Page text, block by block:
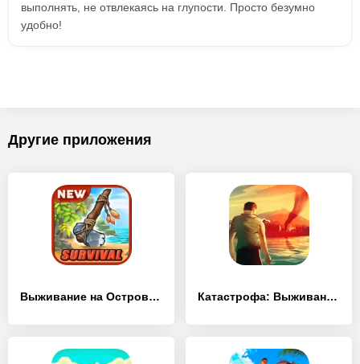
выполнять, не отвлекаясь на глупости. Просто безумно
удобно!
Другие приложения
Выживание на Острове: Survival Катастрофа: Выживание на острове